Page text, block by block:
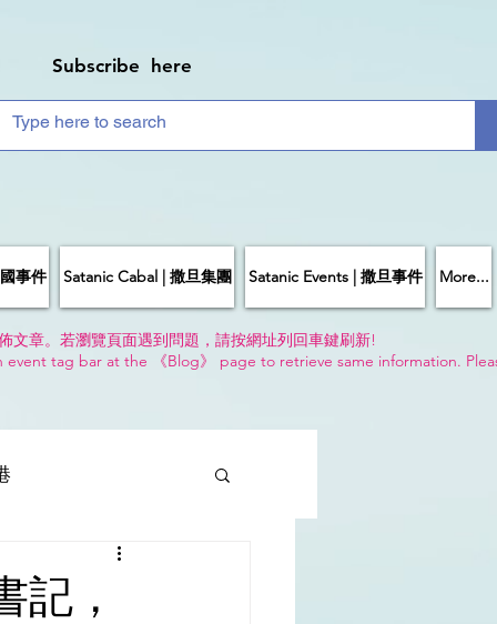
Subscribe here
事件 Satanic Cabal | 撒旦集團 Satanic Events | 撒旦事件 More...
文章。若瀏覽頁面遇到問題，請按網址列回車鍵刷新!
tag bar at the 《Blog》 page to retrieve same information.
記，